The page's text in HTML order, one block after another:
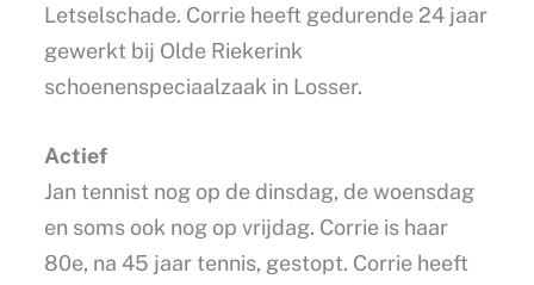
Letselschade. Corrie heeft gedurende 24 jaar
gewerkt bij Olde Riekerink
schoenenspeciaalzaak in Losser.
Actief
Jan tennist nog op de dinsdag, de woensdag
en soms ook nog op vrijdag. Corrie is haar
80e, na 45 jaar tennis, gestopt. Corrie heeft